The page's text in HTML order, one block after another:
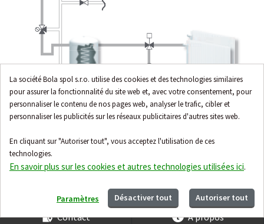
La société Bola spol s.r.o. utilise des cookies et des technologies similaires
pour assurer la fonctionnalité du site web et, avec votre consentement, pour
personnaliser le contenu de nos pages web, analyser le trafic, cibler et
personnaliser les publicités sur les réseaux publicitaires d'autres sites web.
En cliquant sur "Autoriser tout", vous acceptez l'utilisation de ces
technologies.
En savoir plus sur les cookies et autres technologies utilisées ici.
Paramètres Désactiver tout Autoriser tout
Contact À propos